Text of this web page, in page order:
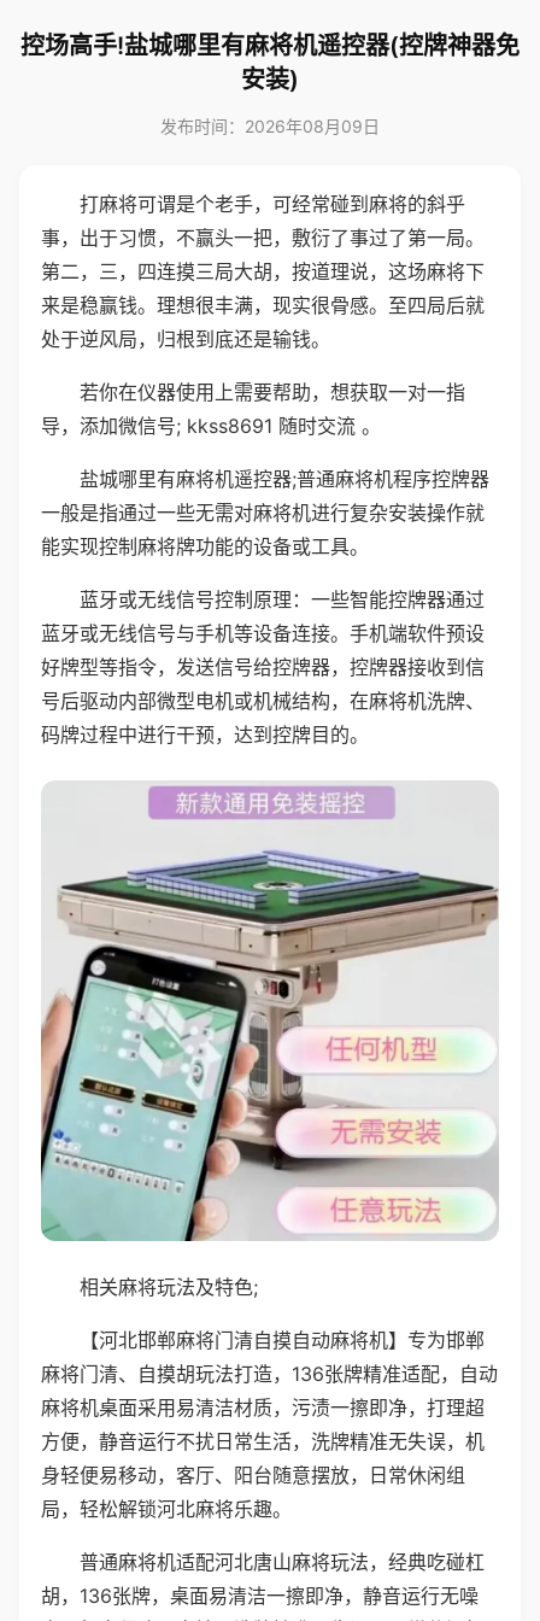
控场高手!盐城哪里有麻将机遥控器(控牌神器免
安装)
发布时间：2026年08月09日
打麻将可谓是个老手，可经常碰到麻将的斜乎
事，出于习惯，不赢头一把，敷衍了事过了第一局。
第二，三，四连摸三局大胡，按道理说，这场麻将下
来是稳赢钱。理想很丰满，现实很骨感。至四局后就
处于逆风局，归根到底还是输钱。
若你在仪器使用上需要帮助，想获取一对一指
导，添加微信号; kkss8691 随时交流 。
盐城哪里有麻将机遥控器;普通麻将机程序控牌器
一般是指通过一些无需对麻将机进行复杂安装操作就
能实现控制麻将牌功能的设备或工具。
蓝牙或无线信号控制原理：一些智能控牌器通过
蓝牙或无线信号与手机等设备连接。手机端软件预设
好牌型等指令，发送信号给控牌器，控牌器接收到信
号后驱动内部微型电机或机械结构，在麻将机洗牌、
码牌过程中进行干预，达到控牌目的。
相关麻将玩法及特色;
【河北邯郸麻将门清自摸自动麻将机】专为邯郸
麻将门清、自摸胡玩法打造，136张牌精准适配，自动
麻将机桌面采用易清洁材质，污渍一擦即净，打理超
方便，静音运行不扰日常生活，洗牌精准无失误，机
身轻便易移动，客厅、阳台随意摆放，日常休闲组
局，轻松解锁河北麻将乐趣。
普通麻将机适配河北唐山麻将玩法，经典吃碰杠
胡，136张牌，桌面易清洁一擦即净，静音运行无噪